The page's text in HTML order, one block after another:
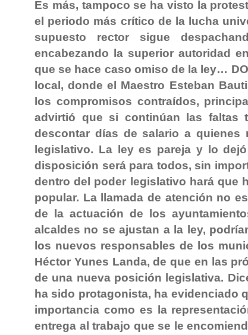
Es más, tampoco se ha visto la
el periodo más crítico de la lucha
supuesto rector sigue
encabezando la superior autoridad
que se hace caso omiso de la ley…
local, donde el Maestro Esteban
los compromisos contraídos,
advirtió que si continúan las faltas
descontar días de salario a
legislativo. La ley es pareja y lo
disposición será para todos, sin
dentro del poder legislativo hará que
popular. La llamada de atención no
de la actuación de los
alcaldes no se ajustan a la ley,
los nuevos responsables de los
Héctor Yunes Landa, de que en las
de una nueva posición legislativa.
ha sido protagonista, ha evidenciado
importancia como es la
entrega al trabajo que se le